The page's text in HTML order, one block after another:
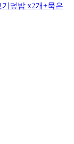
덮밥 x2개+묵은